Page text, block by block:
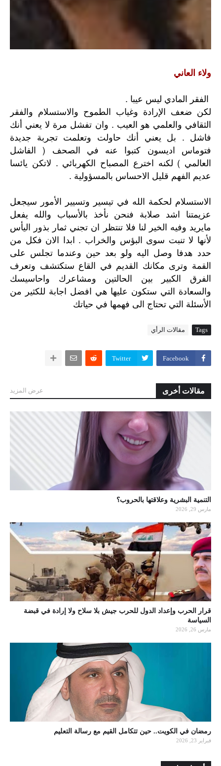
ولاء العاني
الفقر المادي ليس عيبا .
لكن ضعف الإرادة وغياب الطموح والاستسلام والفقر
الثقافي والعلمي هو العيب . وان تفشل مرة لا يعني أنك
فاشل . بل يعني أنك حاولت وتعلمت تجربة جديدة
فتوماس اديسون كتبوا عنه في الصحف ( الفاشل
العالمي ) لكنه اخترع المصباح الكهربائي . لاتكن يائسا
عديم الفهم قليل الاحساس بالمسؤولية .
الاستسلام لحكمة الله في تيسير وتسيير الأمور
سيجعل
عزيمتنا
اشد صلابة فنحن نأخذ بالأسباب والله
يفعل
مايريد وفيه الخير لنا فلا تنتظر ان تجني ثمار بذور
اليأس
لأنها لا تنبت سوى البؤس والخراب . ابدا الان فكل من
حدد هدفا وصل اليه ولو بعد حين وعندما تجلس على
القمة وترى مكانك القديم في القاع ستكتشف وتعرف
الفرق
الكبير بين الحالتين ومشاعرك
واحاسيسك
والسعادة
التي ستكون عليها هي افضل اجابة للكثير
من
الأسئلة التي تحتاج الى فهمها في حياتك
Tags مقالات الرأي
Facebook
Twitter
مقالات أخرى عرض المزيد
التنمية البشرية وعلاقتها بالحروب؟
مارس 29, 2026
قرار الحرب وإعداد الدول للحرب جيش بلا سلاح ولا إرادة في قبضة
السياسة
مارس 26, 2026
رمضان في الكويت.. حين تتكامل القيم مع رسالة التعليم
فبراير 23, 2026